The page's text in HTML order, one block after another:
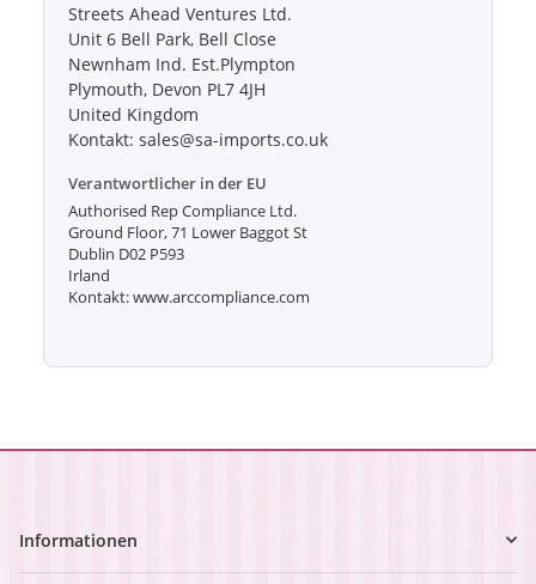
Streets Ahead Ventures Ltd.
Unit 6 Bell Park, Bell Close
Newnham Ind. Est.Plympton
Plymouth, Devon PL7 4JH
United Kingdom
Kontakt: sales@sa-imports.co.uk
Verantwortlicher in der EU
Authorised Rep Compliance Ltd.
Ground Floor, 71 Lower Baggot St
Dublin D02 P593
Irland
Kontakt: www.arccompliance.com
Informationen